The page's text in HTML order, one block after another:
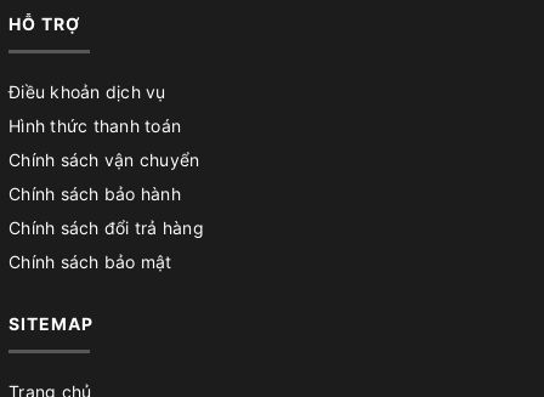
HỖ TRỢ
Điều khoản dịch vụ
Hình thức thanh toán
Chính sách vận chuyển
Chính sách bảo hành
Chính sách đổi trả hàng
Chính sách bảo mật
SITEMAP
Trang chủ